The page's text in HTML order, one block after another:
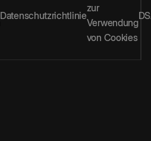
Datenschutzrichtlinie
zur
Verwendung
von Cookies